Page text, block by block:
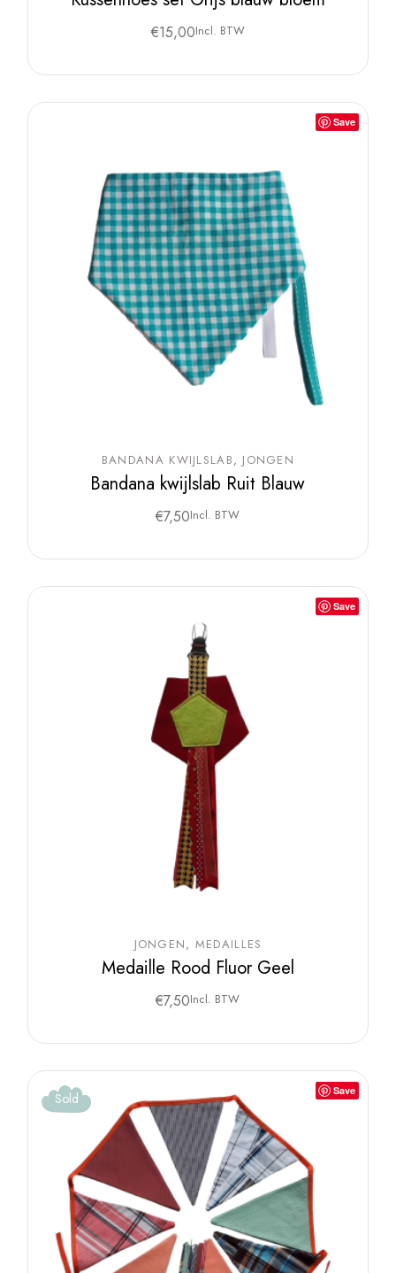
€15,00Incl. BTW
Save
BANDANA KWIJLSLAB JONGEN
Bandana kwijlslab Ruit Blauw
€7,50Incl. BTW
Save
JONGEN MEDAILLES
Medaille Rood Fluor Geel
€7,50Incl. BTW
Save
Sold